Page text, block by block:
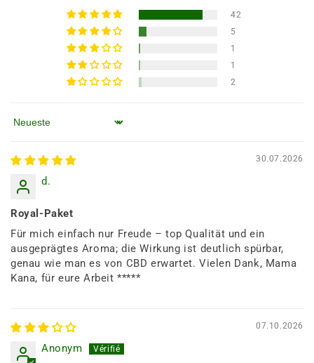
42
5
1
1
2
Sortieren nach
30.07.2026
d.
Royal-Paket
Für mich einfach nur Freude – top Qualität und ein
ausgeprägtes Aroma; die Wirkung ist deutlich spürbar,
genau wie man es von CBD erwartet. Vielen Dank, Mama
Kana, für eure Arbeit *****
07.10.2026
Anonym